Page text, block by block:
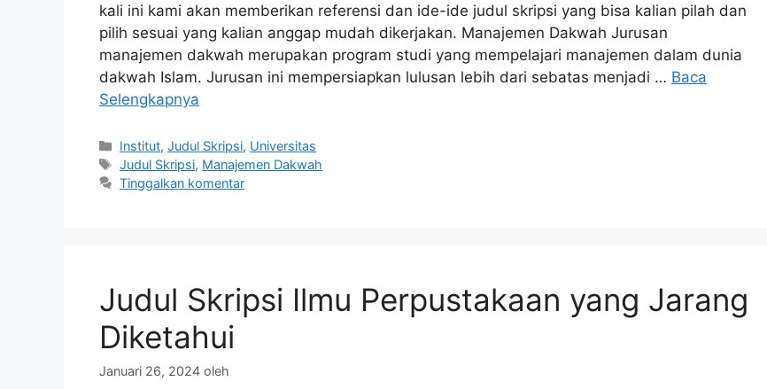
kali ini kami akan memberikan referensi dan ide-ide judul skripsi yang bisa kalian pilah dan
pilih sesuai yang kalian anggap mudah dikerjakan. Manajemen Dakwah Jurusan
manajemen dakwah merupakan program studi yang mempelajari manajemen dalam dunia
dakwah Islam. Jurusan ini mempersiapkan lulusan lebih dari sebatas menjadi … Baca
Selengkapnya
Kategori
Institut,Judul Skripsi, Universitas
Tag
Judul Skripsi, Manajemen Dakwah
Tinggalkan komentar
Judul Skripsi Ilmu Perpustakaan yang Jarang
Diketahui
Januari 26, 2024 oleh